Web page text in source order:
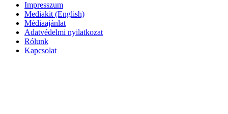
Impresszum
Mediakit (English)
Médiaajánlat
Adatvédelmi nyilatkozat
Rólunk
Kapcsolat